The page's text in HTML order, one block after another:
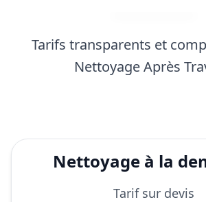
Tarifs transparents et
Nettoyage Après
Nettoyage à la
Tarif sur devis